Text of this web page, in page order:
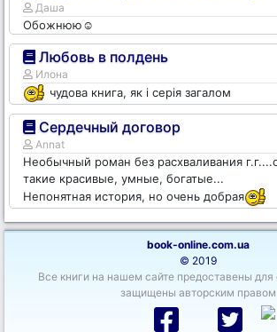
Даша
Обожнюю☺️
Любовь в полдень
Илона
чудова книга, як і серія загалом
Сердечный договор
Annat
Необычный роман без расхваливания
такие красивые, умные, богатые...
Непонятная история, но очень добрая
book-online.com.ua
© 2019
Все книги на нашем сайте предоставены для
защищены авторским правом